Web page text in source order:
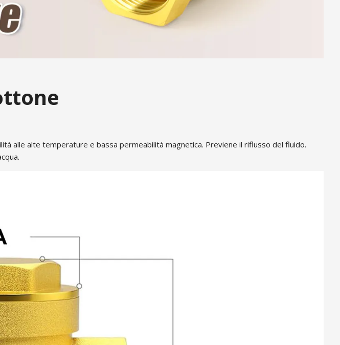
alle alte temperature e bassa permeabilità magnetica. Previene il riflusso del fluido.